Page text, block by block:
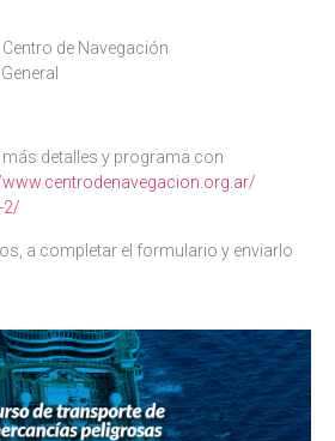
de Navegación
detalles y programa con
centrodenavegacion.org.ar/
2/
a completar el formulario y enviarlo